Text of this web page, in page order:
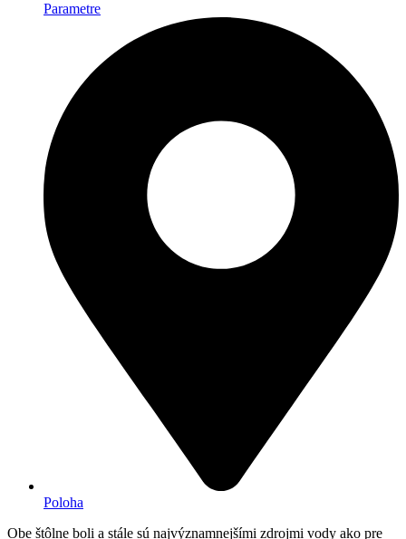
Parametre
Poloha
Obe štôlne boli a stále sú najvýznamnejšími zdrojmi vody ako pre